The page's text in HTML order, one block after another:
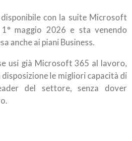
con la suite Microsoft
maggio 2026 e sta venendo
anche ai piani Business.
usi già Microsoft 365 al lavoro,
le migliori capacità di
del settore, senza dover